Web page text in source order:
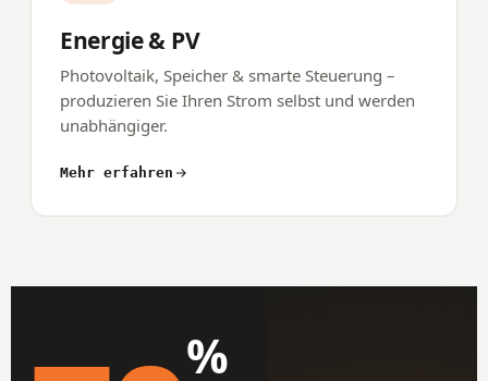
Energie & PV
Photovoltaik, Speicher & smarte Steuerung –
produzieren Sie Ihren Strom selbst und werden
unabhängiger.
Mehr erfahren
%